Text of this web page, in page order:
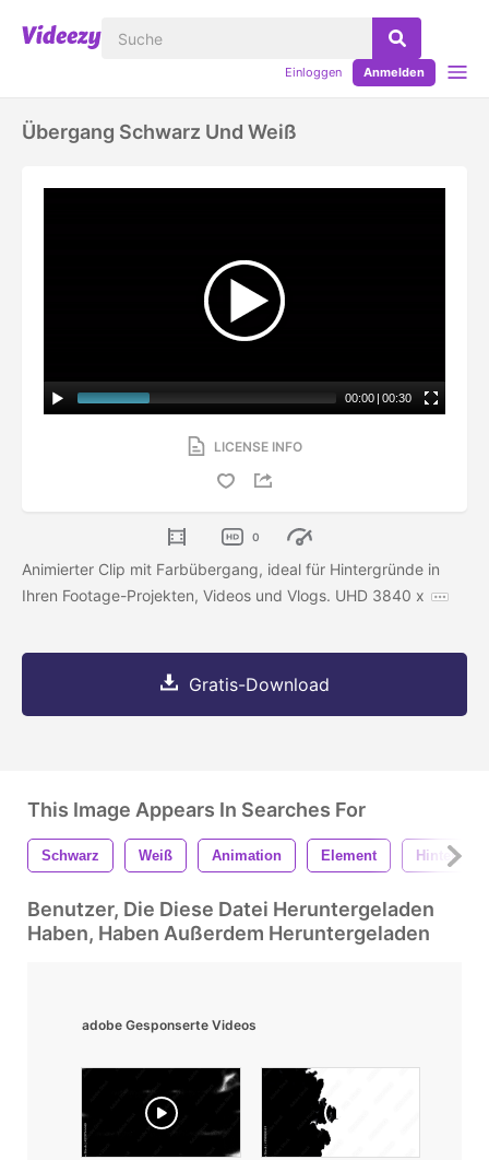
Einloggen Anmelden
Übergang Schwarz Und Weiß
00:00 | 00:30
LICENSE INFO
0
Animierter Clip mit Farbübergang, ideal für Hintergründe in
Ihren Footage-Projekten, Videos und Vlogs. UHD 3840 x
Gratis-Download
This Image Appears In Searches For
Schwarz Weiß Animation Element
Benutzer, Die Diese Datei Heruntergeladen
Haben, Haben Außerdem Heruntergeladen
adobe Gesponserte Videos